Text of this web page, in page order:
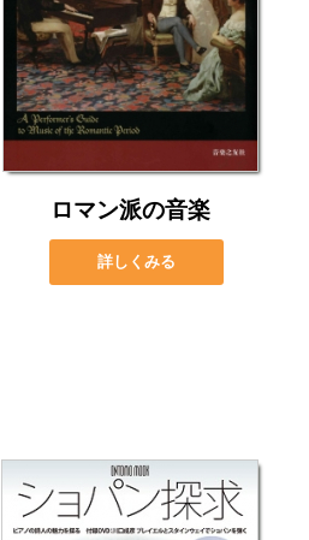
ロマン派の音楽
詳しくみる